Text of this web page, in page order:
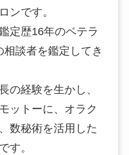
ンです。
定歴16年のベテラ
談者を鑑定してき
の経験を生かし、
ットーに、オラク
数秘術を活用した
す。